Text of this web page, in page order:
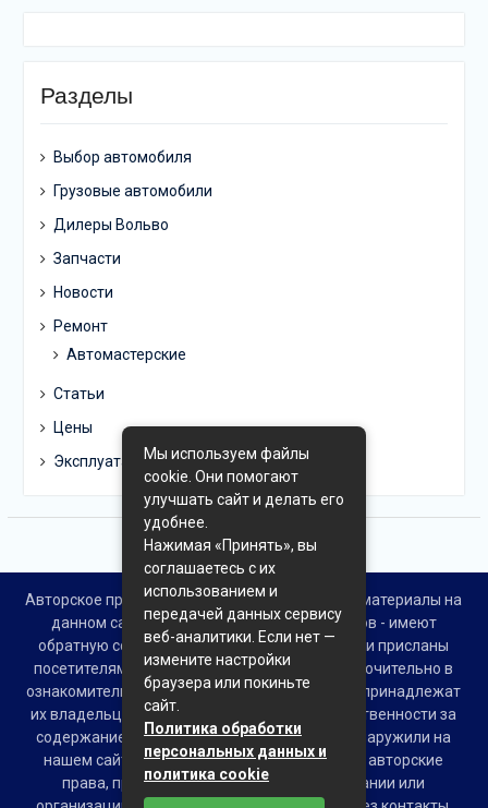
Разделы
Выбор автомобиля
Грузовые автомобили
Дилеры Вольво
Запчасти
Новости
Ремонт
Автомастерские
Статьи
Цены
Эксплуатация
Авторское право © Все права защищены. Все материалы на
данном сайте взяты из открытых источников - имеют
обратную ссылку на материал в интернете или присланы
посетителями сайта и предоставляются исключительно в
ознакомительных целях. Права на материалы принадлежат
их владельцам. Администрация сайта ответственности за
содержание материала не несет. Если Вы обнаружили на
нашем сайте материалы, которые нарушают авторские
права, принадлежащие Вам, Вашей компании или
Мы используем файлы
cookie. Они помогают
улучшать сайт и делать его
удобнее.
Нажимая «Принять», вы
соглашаетесь с их
использованием и
передачей данных сервису
веб-аналитики. Если нет —
измените настройки
браузера или покиньте
сайт.
Политика обработки
персональных данных и
политика cookie